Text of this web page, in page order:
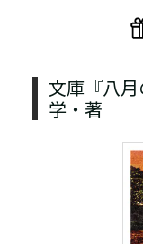
文庫『八
学・著